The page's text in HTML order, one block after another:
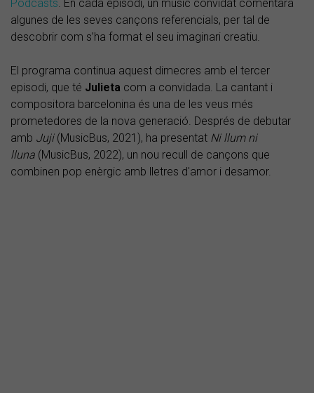
Podcasts . En cada episodi, un músic convidat comentarà
algunes de les seves cançons referencials, per tal de
descobrir com s’ha format el seu imaginari creatiu.
El programa continua aquest dimecres amb el tercer
episodi, que té Julieta com a convidada. La cantant i
compositora barcelonina és una de les veus més
prometedores de la nova generació. Després de debutar
amb Juji(MusicBus, 2021), ha presentat Ni llum ni
lluna (MusicBus, 2022), un nou recull de cançons que
combinen pop enèrgic amb lletres d'amor i desamor.